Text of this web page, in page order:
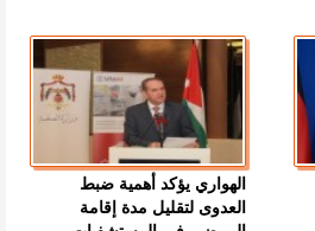
الهواري يؤكد أهمية ضبط
العدوى لتقليل مدة إقامة